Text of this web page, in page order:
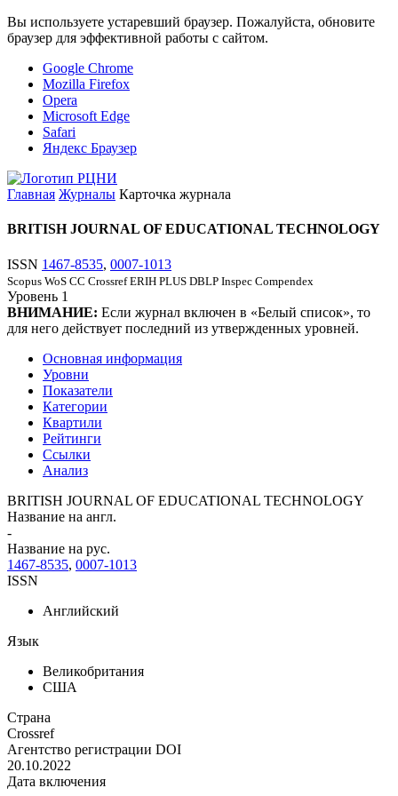
Вы используете устаревший браузер. Пожалуйста, обновите
браузер для эффективной работы с сайтом.
Google Chrome
Mozilla Firefox
Opera
Microsoft Edge
Safari
Яндекс Браузер
Главная Журналы Карточка журнала
BRITISH JOURNAL OF EDUCATIONAL TECHNOLOGY
ISSN 1467-8535, 0007-1013
Scopus WoS CC Crossref ERIH PLUS DBLP Inspec Compendex
Уровень 1
ВНИМАНИЕ: Если журнал включен в «Белый список», то
для него действует последний из утвержденных уровней.
Основная информация
Уровни
Показатели
Категории
Квартили
Рейтинги
Ссылки
Анализ
BRITISH JOURNAL OF EDUCATIONAL TECHNOLOGY
Название на англ.
-
Название на рус.
1467-8535, 0007-1013
ISSN
Английский
Язык
Великобритания
США
Страна
Crossref
Агентство регистрации DOI
20.10.2022
Дата включения